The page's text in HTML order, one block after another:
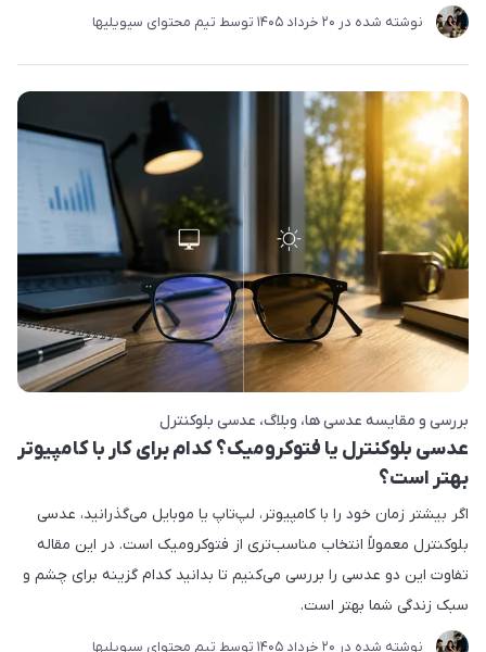
نوشته شده در 20 خرداد 1405 توسط تیم محتوای سیویلیها
بررسی و مقایسه عدسی ها وبلاگ عدسی بلوکنترل
عدسی بلوکنترل یا فتوکرومیک؟ کدام برای کار با کامپیوتر
بهتر است؟
اگر بیشتر زمان خود را با کامپیوتر، لپ‌تاپ یا موبایل می‌گذرانید، عدسی
بلوکنترل معمولاً انتخاب مناسب‌تری از فتوکرومیک است. در این مقاله
تفاوت این دو عدسی را بررسی می‌کنیم تا بدانید کدام گزینه برای چشم و
سبک زندگی شما بهتر است.
نوشته شده در 20 خرداد 1405 توسط تیم محتوای سیویلیها